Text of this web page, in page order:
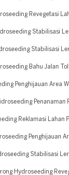
Revegetasi
Stabilisasi
Stabilisasi
Bahu Jalan
Penghijauan Area
Penanaman
Reklamasi Lahan
Penghijauan
Stabilisasi
Hydroseeding